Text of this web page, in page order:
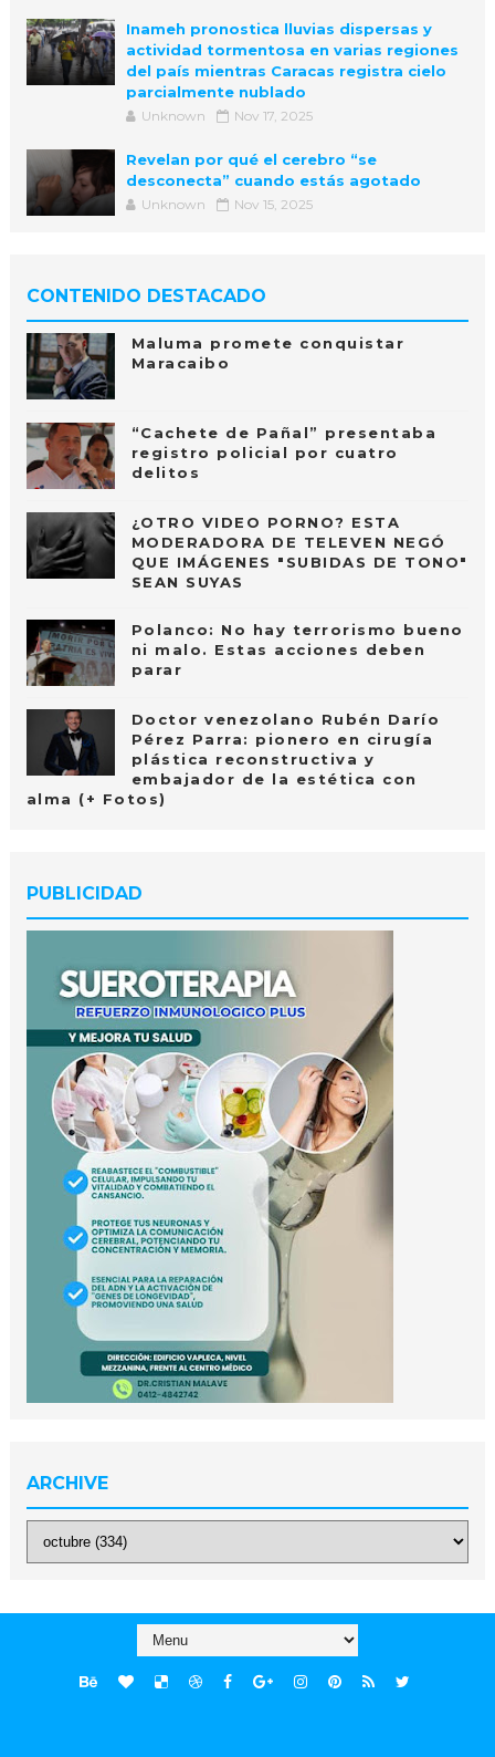
Inameh pronostica lluvias dispersas y
actividad tormentosa en varias regiones
del país mientras Caracas registra cielo
parcialmente nublado
Unknown Nov 17, 2025
Revelan por qué el cerebro “se
desconecta” cuando estás agotado
Unknown Nov 15, 2025
CONTENIDO DESTACADO
Maluma promete conquistar
Maracaibo
“Cachete de Pañal” presentaba
registro policial por cuatro
delitos
¿OTRO VIDEO PORNO? ESTA
MODERADORA DE TELEVEN NEGÓ
QUE IMÁGENES "SUBIDAS DE TONO"
SEAN SUYAS
Polanco: No hay terrorismo bueno
ni malo. Estas acciones deben
parar
Doctor venezolano Rubén Darío
Pérez Parra: pionero en cirugía
plástica reconstructiva y
embajador de la estética con
alma (+ Fotos)
PUBLICIDAD
ARCHIVE